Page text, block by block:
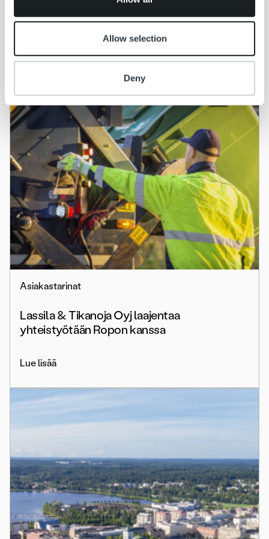
Allow selection
Deny
Asiakastarinat
Lassila & Tikanoja Oyj laajentaa
yhteistyötään Ropon kanssa
Lue lisää